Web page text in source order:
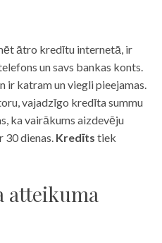
ātro kredītu internetā, ir
un savs bankas konts.
ir katram un viegli pieejamas.
vajadzīgo kredīta summu
ka vairākums aizdevēju
30 dienas. Kredīts tiek
atteikuma